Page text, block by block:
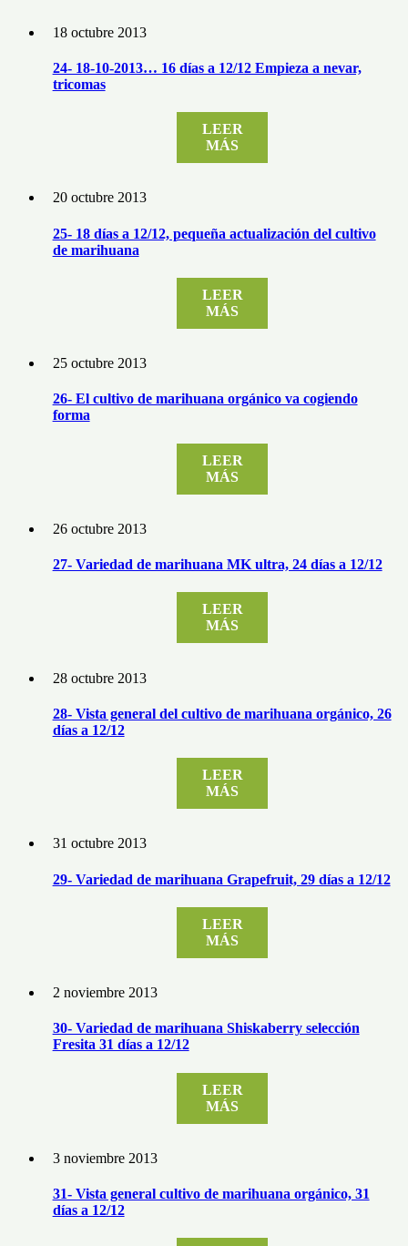
18 octubre 2013
24- 18-10-2013… 16 días a 12/12 Empieza a nevar,
tricomas
LEER
MÁS
20 octubre 2013
25- 18 días a 12/12, pequeña actualización del cultivo
de marihuana
LEER
MÁS
25 octubre 2013
26- El cultivo de marihuana orgánico va cogiendo
forma
LEER
MÁS
26 octubre 2013
27- Variedad de marihuana MK ultra, 24 días a 12/12
LEER
MÁS
28 octubre 2013
28- Vista general del cultivo de marihuana orgánico, 26
días a 12/12
LEER
MÁS
31 octubre 2013
29- Variedad de marihuana Grapefruit, 29 días a 12/12
LEER
MÁS
2 noviembre 2013
30- Variedad de marihuana Shiskaberry selección
Fresita 31 días a 12/12
LEER
MÁS
3 noviembre 2013
31- Vista general cultivo de marihuana orgánico, 31
días a 12/12